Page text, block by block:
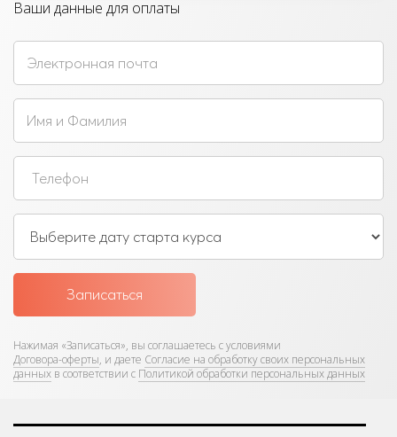
Ваши данные для оплаты
Записаться
Нажимая «Записаться», вы соглашаетесь с условиями
Договора-оферты, и даете Согласие на обработку своих персональных
данных в соответствии с Политикой обработки персональных данных